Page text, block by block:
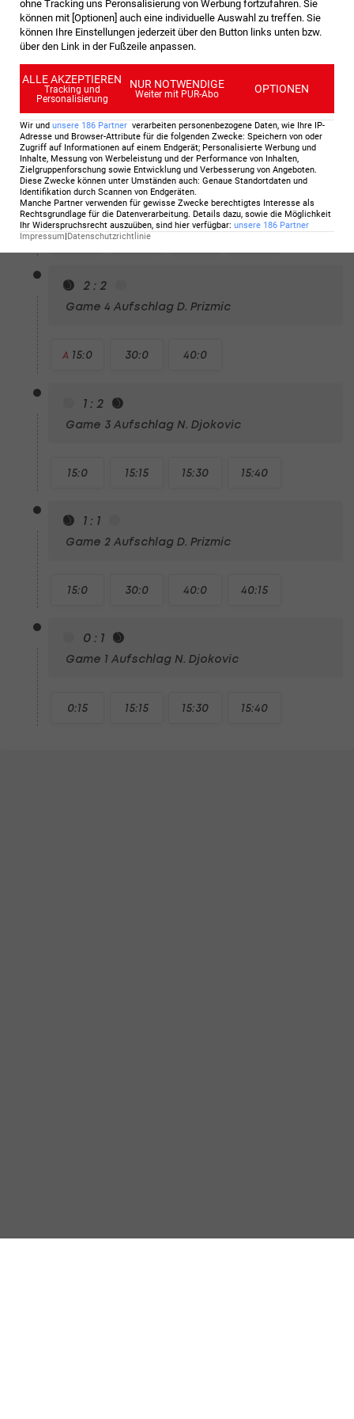
4 : 2
0:15 15:15 30:15 40:15 40:30
3 : 2
BREAK
Game 5 Aufschlag N. Djokovic
15:0 30:0
2 : 2
Game 4 Aufschlag D. Prizmic
A 15:0 30:0 40:0
1 : 2
Game 3 Aufschlag N. Djokovic
15:0 15:15 15:30 15:40
1 : 1
Game 2 Aufschlag D. Prizmic
15:0 30:0 40:0 40:15
0 : 1
Game 1 Aufschlag N. Djokovic
0:15 15:15 15:30 15:40
ohne Tracking uns Peronsalisierung von Werbung fortzufahren. Sie
können mit [Optionen] auch eine individuelle Auswahl zu treffen. Sie
können Ihre Einstellungen jederzeit über den Button links unten bzw.
über den Link in der Fußzeile anpassen.
ALLE AKZEPTIEREN
Tracking und
Personalisierung
NUR NOTWENDIGE
Weiter mit PUR-Abo OPTIONEN
Wir und unsere 186 Partner verarbeiten personenbezogene Daten, wie Ihre IP-
Adresse und Browser-Attribute für die folgenden Zwecke: Speichern von oder
Zugriff auf Informationen auf einem Endgerät; Personalisierte Werbung und
Inhalte, Messung von Werbeleistung und der Performance von Inhalten,
Zielgruppenforschung sowie Entwicklung und Verbesserung von Angeboten.
Diese Zwecke können unter Umständen auch: Genaue Standortdaten und
Identifikation durch Scannen von Endgeräten.
Manche Partner verwenden für gewisse Zwecke berechtigtes Interesse als
Rechtsgrundlage für die Datenverarbeitung. Details dazu, sowie die Möglichkeit
Ihr Widerspruchsrecht auszuüben, sind hier verfügbar: unsere 186 Partner
Impressum|Datenschutzrichtlinie